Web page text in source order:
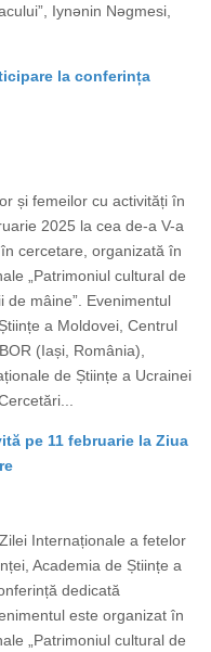
Iynǝnin Nǝgmesi,
la conferința
și femeilor cu activități în
2025 la cea de-a V-a
cercetare, organizată în
„Patrimoniul cultural de
de mâine”. Evenimentul
a Moldovei, Centrul
(Iași, România),
de Științe a Ucrainei
pe 11 februarie la Ziua
Internaționale a fetelor
Academia de Științe a
dedicată
este organizat în
„Patrimoniul cultural de